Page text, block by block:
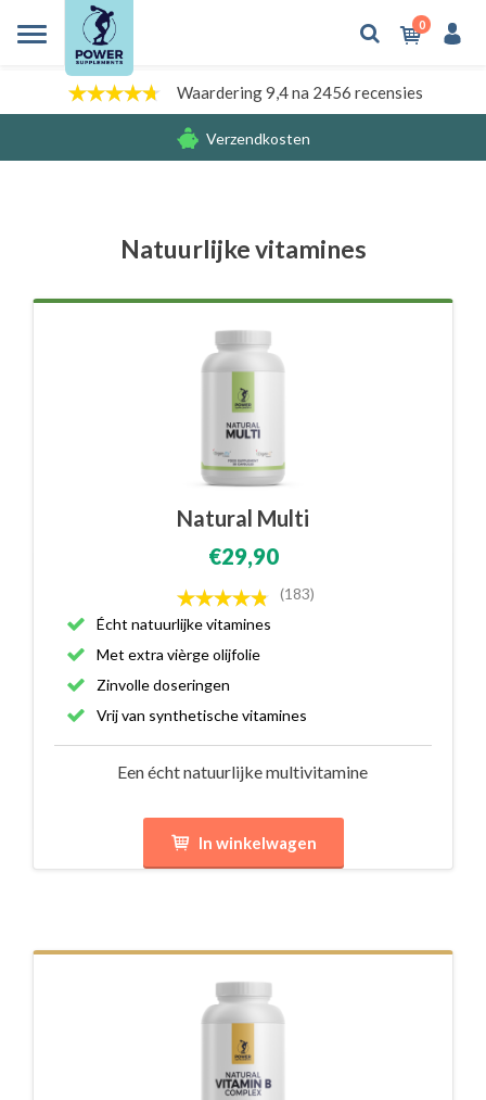
0
Waardering 9,4 na 2456 recensies
Verzendkosten
Natuurlijke vitamines
Natural Multi
€29,90
(183)
Écht natuurlijke vitamines
Met extra vièrge olijfolie
Zinvolle doseringen
Vrij van synthetische vitamines
Een écht natuurlijke multivitamine
In winkelwagen